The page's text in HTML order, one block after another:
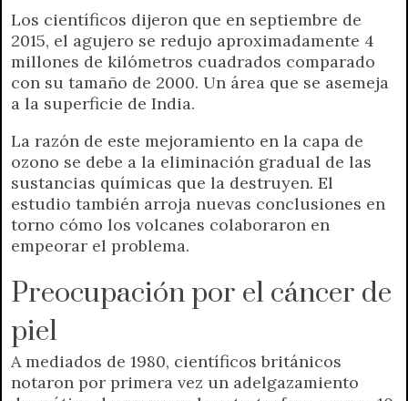
Los científicos dijeron que en septiembre de
2015, el agujero se redujo aproximadamente 4
millones de kilómetros cuadrados comparado
con su tamaño de 2000. Un área que se asemeja
a la superficie de India.
La razón de este mejoramiento en la capa de
ozono se debe a la eliminación gradual de las
sustancias químicas que la destruyen. El
estudio también arroja nuevas conclusiones en
torno cómo los volcanes colaboraron en
empeorar el problema.
Preocupación por el cáncer de
piel
A mediados de 1980, científicos británicos
notaron por primera vez un adelgazamiento